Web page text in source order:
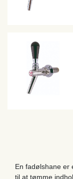
En fadølshane er
til at tømme